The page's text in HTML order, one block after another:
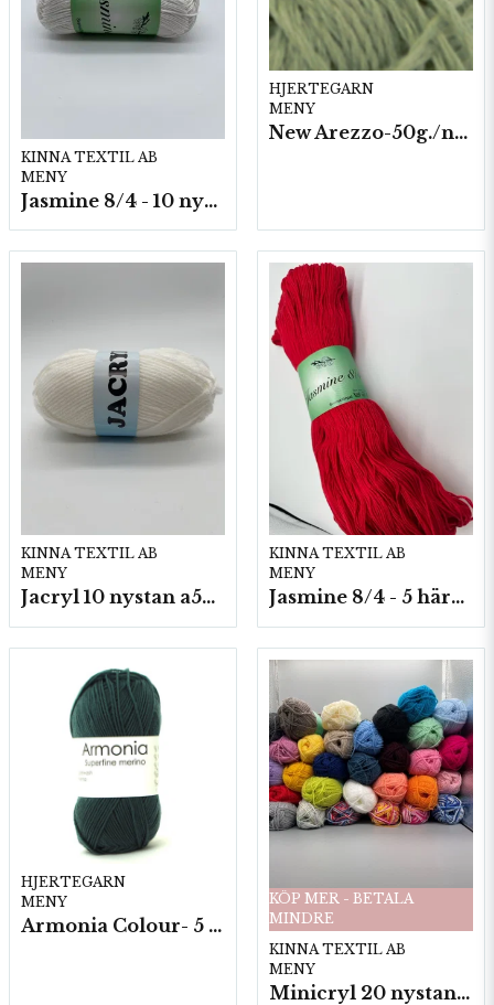
KINNA TEXTIL AB
MENY
Jasmine 8/4 - 10 nystan a50g./fp.
HJERTEGARN
MENY
New Arezzo-50g./nyst. 10 st/fp.
KINNA TEXTIL AB
MENY
Jacryl 10 nystan a50g./fp.
KINNA TEXTIL AB
MENY
Jasmine 8/4 - 5 härvor a200g./fp.
HJERTEGARN
MENY
Armonia Colour- 5 härv/fp. a100 g.
KÖP MER - BETALA
MINDRE
KINNA TEXTIL AB
MENY
Minicryl 20 nystan a25g./fp.